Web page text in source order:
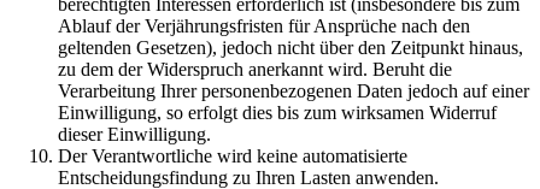
berechtigten Interessen erforderlich ist (insbesondere bis zum
Ablauf der Verjährungsfristen für Ansprüche nach den
geltenden Gesetzen), jedoch nicht über den Zeitpunkt hinaus,
zu dem der Widerspruch anerkannt wird. Beruht die
Verarbeitung Ihrer personenbezogenen Daten jedoch auf einer
Einwilligung, so erfolgt dies bis zum wirksamen Widerruf
dieser Einwilligung.
Der Verantwortliche wird keine automatisierte
Entscheidungsfindung zu Ihren Lasten anwenden.